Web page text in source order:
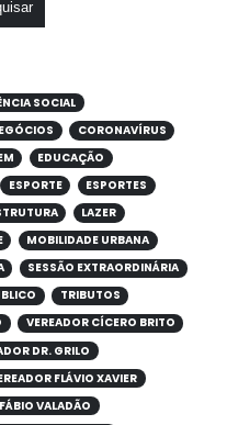
SOCIAL
CORONAVÍRUS
EDUCAÇÃO
ESPORTE
ESPORTES
LAZER
MOBILIDADE URBANA
SESSÃO EXTRAORDINÁRIA
TRIBUTOS
VEREADOR CÍCERO BRITO
DR. GRILO
FLÁVIO XAVIER
VALADÃO